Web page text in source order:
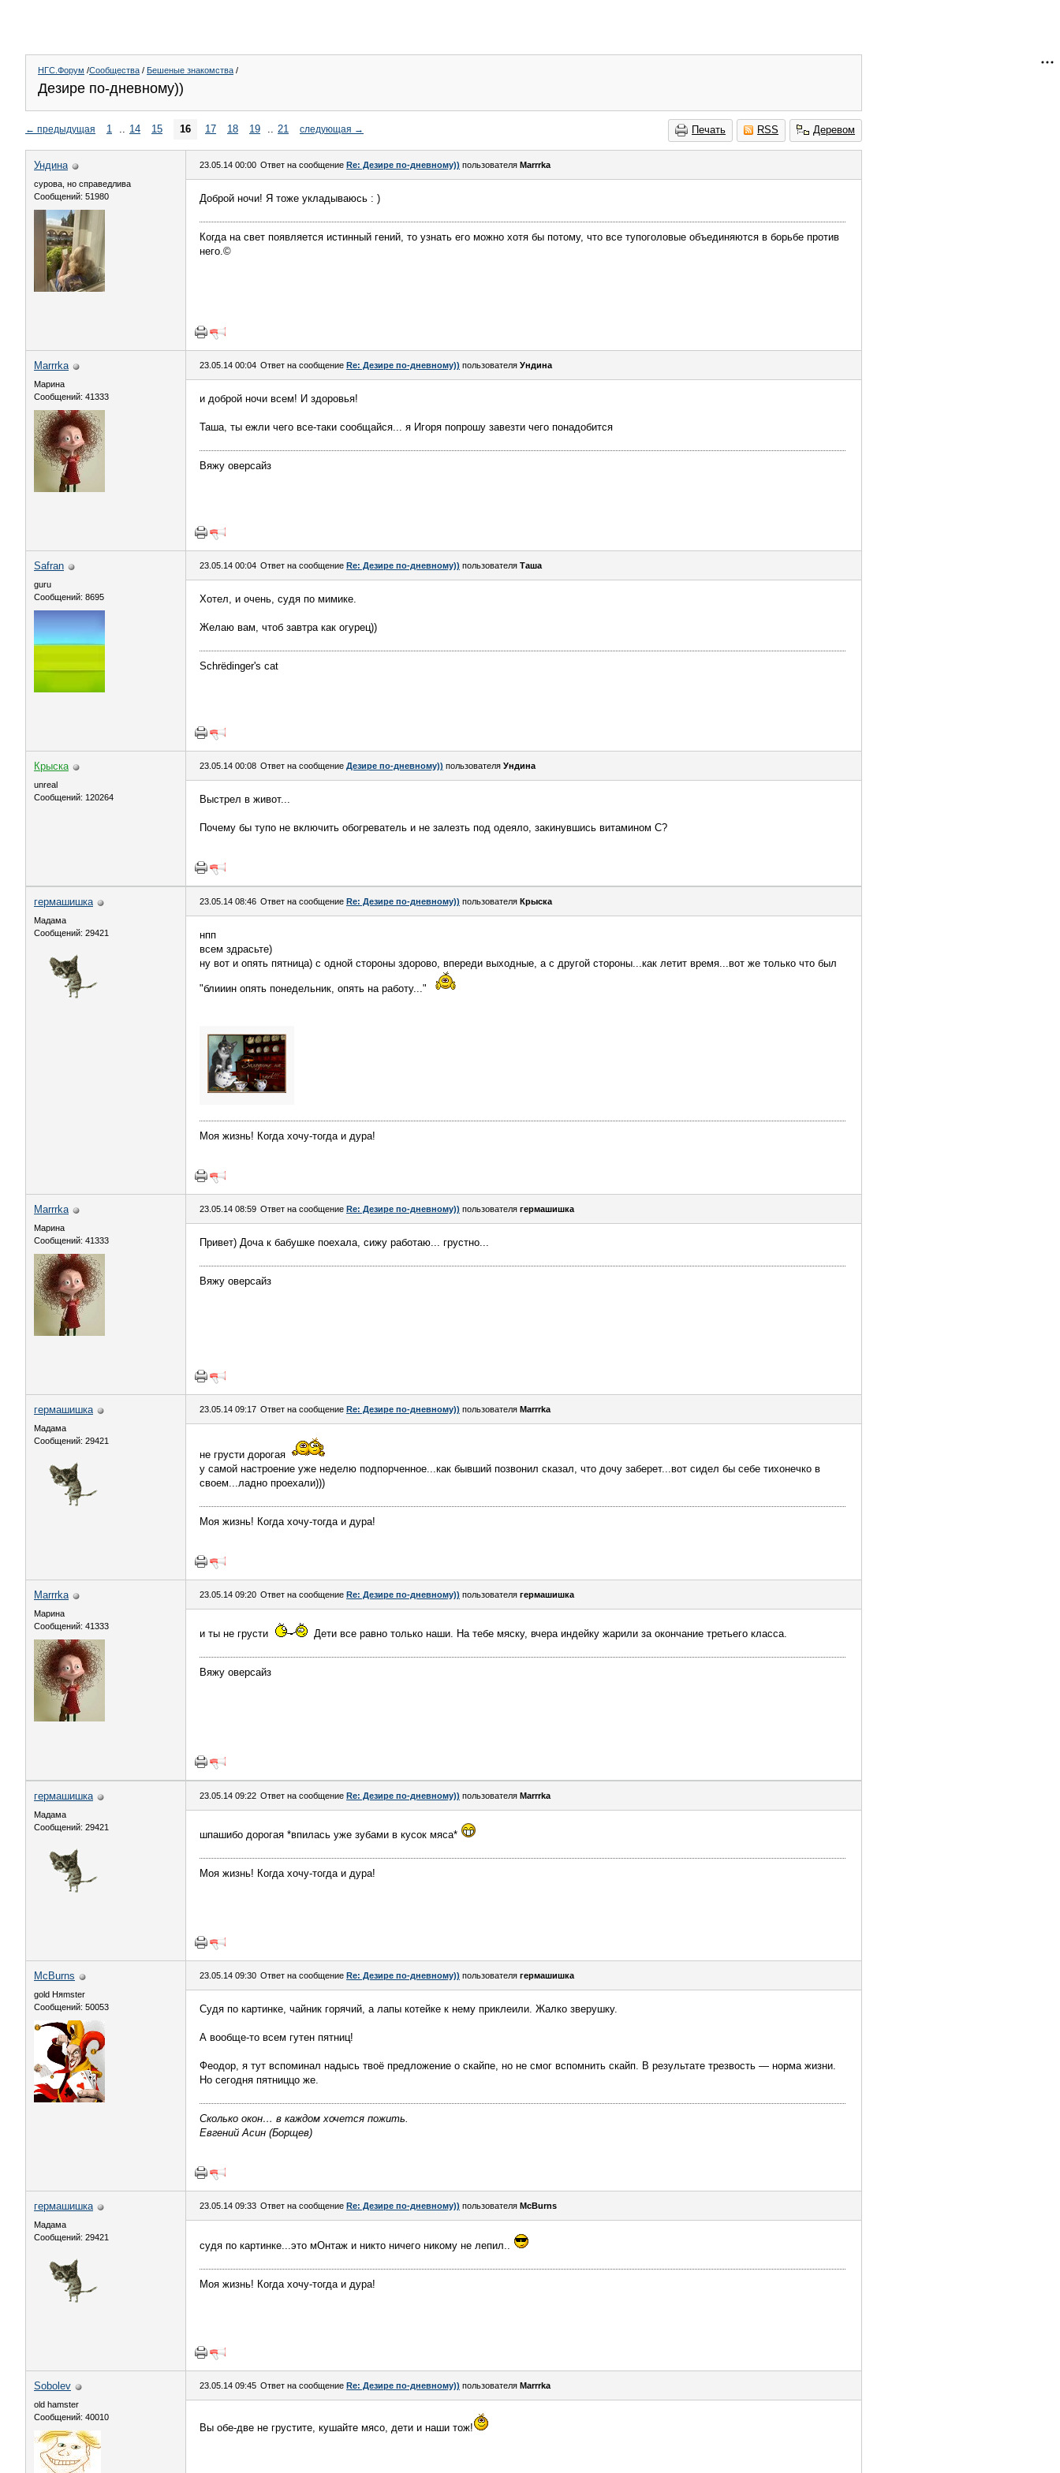
НГС.Форум /Сообщества / Бешеные знакомства /
Дезире по-дневному))
Печать RSS Деревом
← предыдущая 1 .. 14 15 16 17 18 19 .. 21 следующая →
Ундинa
сурова, но справедлива
Сообщений: 51980
23.05.14 00:00 Ответ на сообщение Re: Дезире по-дневному)) пользователя Marrrka
Доброй ночи! Я тоже укладываюсь : )
Когда на свет появляется истинный гений, то узнать его можно хотя бы потому, что все тупоголовые объединяются в борьбе против
него.©
Marrrka
Марина
Сообщений: 41333
23.05.14 00:04 Ответ на сообщение Re: Дезире по-дневному)) пользователя Ундинa
и доброй ночи всем! И здоровья!
Таша, ты ежли чего все-таки сообщайся... я Игоря попрошу завезти чего понадобится
Вяжу оверсайз
Safran
guru
Сообщений: 8695
23.05.14 00:04 Ответ на сообщение Re: Дезире по-дневному)) пользователя Таша
Хотел, и очень, судя по мимике.
Желаю вам, чтоб завтра как огурец))
Schrёdinger's cat
Крыска
unreal
Сообщений: 120264
23.05.14 00:08 Ответ на сообщение Дезире по-дневному)) пользователя Ундинa
Выстрел в живот...
Почему бы тупо не включить обогреватель и не залезть под одеяло, закинувшись витамином С?
гермашишка
Мадама
Сообщений: 29421
23.05.14 08:46 Ответ на сообщение Re: Дезире по-дневному)) пользователя Крыска
нпп
всем здрасьте)
ну вот и опять пятница) с одной стороны здорово, впереди выходные, а с другой стороны...как летит время...вот же только что был
"блииин опять понедельник, опять на работу..."
Моя жизнь! Когда хочу-тогда и дура!
Marrrka
Марина
Сообщений: 41333
23.05.14 08:59 Ответ на сообщение Re: Дезире по-дневному)) пользователя гермашишка
Привет) Доча к бабушке поехала, сижу работаю... грустно...
Вяжу оверсайз
гермашишка
Мадама
Сообщений: 29421
23.05.14 09:17 Ответ на сообщение Re: Дезире по-дневному)) пользователя Marrrka
не грусти дорогая
у самой настроение уже неделю подпорченное...как бывший позвонил сказал, что дочу заберет...вот сидел бы себе тихонечко в
своем...ладно проехали)))
Моя жизнь! Когда хочу-тогда и дура!
Marrrka
Марина
Сообщений: 41333
23.05.14 09:20 Ответ на сообщение Re: Дезире по-дневному)) пользователя гермашишка
и ты не грусти Дети все равно только наши. На тебе мяску, вчера индейку жарили за окончание третьего класса.
Вяжу оверсайз
гермашишка
Мадама
Сообщений: 29421
23.05.14 09:22 Ответ на сообщение Re: Дезире по-дневному)) пользователя Marrrka
шпашибо дорогая *впилась уже зубами в кусок мяса*
Моя жизнь! Когда хочу-тогда и дура!
McBurns
gold Няmster
Сообщений: 50053
23.05.14 09:30 Ответ на сообщение Re: Дезире по-дневному)) пользователя гермашишка
Судя по картинке, чайник горячий, а лапы котейке к нему приклеили. Жалко зверушку.
А вообще-то всем гутен пятниц!
Феодор, я тут вспоминал надысь твоё предложение о скайпе, но не смог вспомнить скайп. В результате трезвость — норма жизни.
Но сегодня пятниццо же.
Сколько окон… в каждом хочется пожить.
Евгений Асин (Борщев)
гермашишка
Мадама
Сообщений: 29421
23.05.14 09:33 Ответ на сообщение Re: Дезире по-дневному)) пользователя McBurns
судя по картинке...это мОнтаж и никто ничего никому не лепил..
Моя жизнь! Когда хочу-тогда и дура!
Sobolev
old hamster
Сообщений: 40010
23.05.14 09:45 Ответ на сообщение Re: Дезире по-дневному)) пользователя Marrrka
Вы обе-две не грустите, кушайте мясо, дети и наши тож!